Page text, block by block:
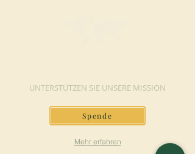
UNTERSTÜTZEN SIE UNSERE MISSION
Spende
Mehr erfahren